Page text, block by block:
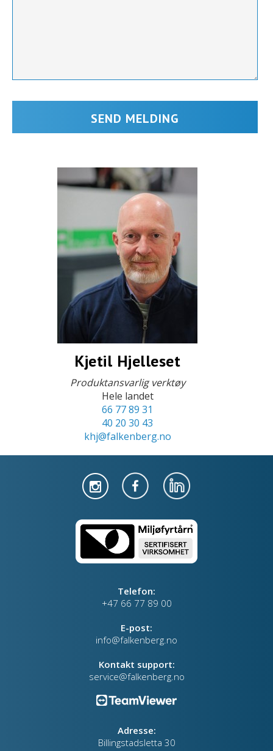
Kjetil Hjelleset
Produktansvarlig verktøy
Hele landet
66 77 89 31
40 20 30 43
khj@falkenberg.no
Telefon:
+47 66 77 89 00
E-post:
info@falkenberg.no
Kontakt support:
service@falkenberg.no
Adresse:
Billingstadsletta 30